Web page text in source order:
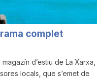
complet
d’estiu de La Xarxa,
locals, que s’emet de